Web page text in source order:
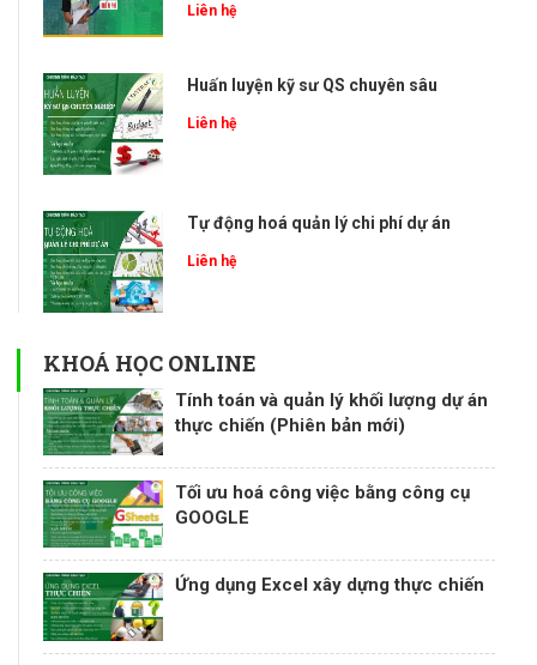
Liên hệ
Huấn luyện kỹ sư QS chuyên sâu
Liên hệ
Tự động hoá quản lý chi phí dự án
Liên hệ
KHOÁ HỌC ONLINE
Tính toán và quản lý khối lượng dự án
thực chiến (Phiên bản mới)
Tối ưu hoá công việc bằng công cụ
GOOGLE
Ứng dụng Excel xây dựng thực chiến